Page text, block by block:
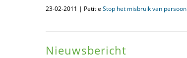
23-02-2011 | Petitie Stop het misbruik van
Nieuwsbericht